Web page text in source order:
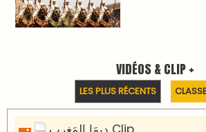
VIDÉOS & CLIP +
LES PLUS RÉCENTS